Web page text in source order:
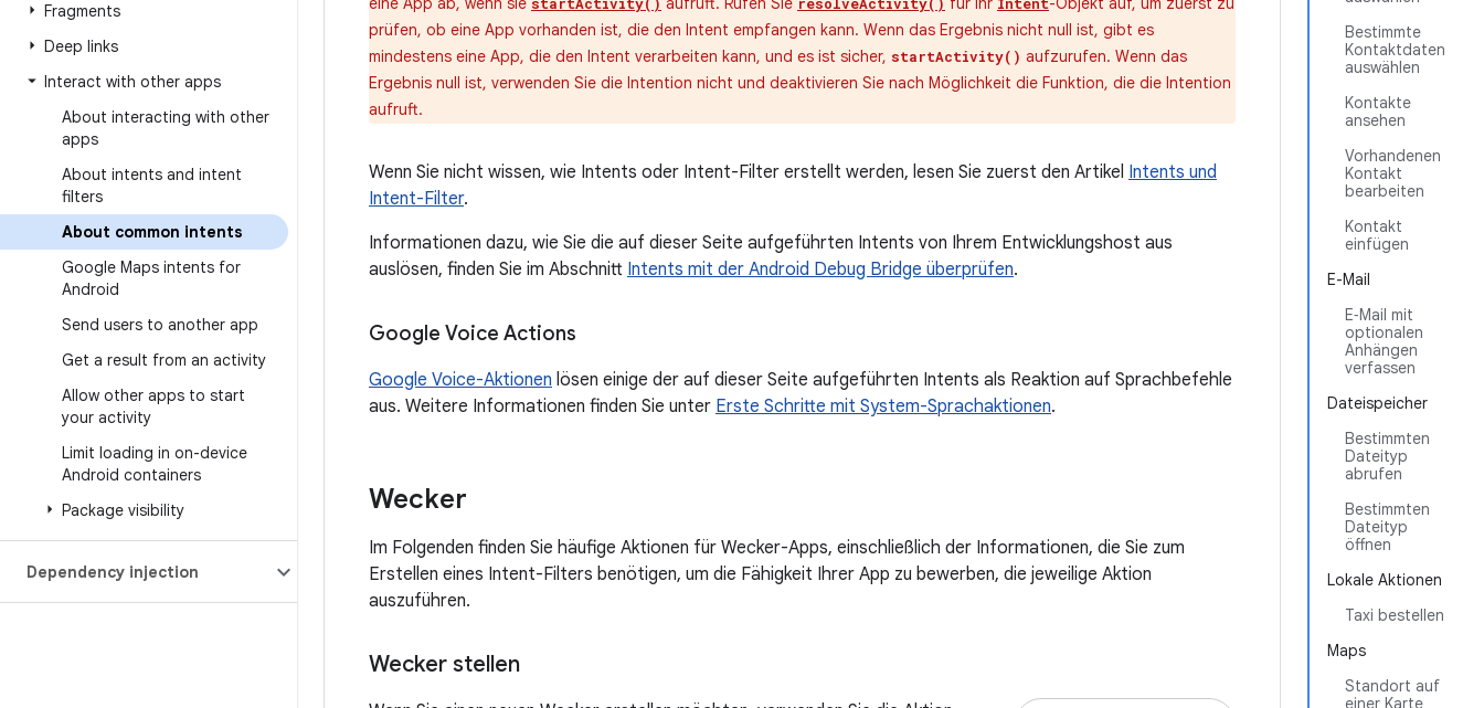
Fragments
Deep links
Interact with other apps
About interacting with other
apps
About intents and intent
filters
About common intents
Google Maps intents for
Android
Send users to another app
Get a result from an activity
Allow other apps to start
your activity
Limit loading in on-device
Android containers
Package visibility
Dependency injection
Bestimmte
Kontaktdaten
auswählen
Kontakte
ansehen
Vorhandenen
Kontakt
bearbeiten
Kontakt
einfügen
E-Mail
E‑Mail mit
optionalen
Anhängen
verfassen
Dateispeicher
Bestimmten
Dateityp
abrufen
Bestimmten
Dateityp
öffnen
Lokale Aktionen
Taxi bestellen
Maps
Standort auf
einer Karte
prüfen, ob eine App vorhanden ist, die den Intent empfangen kann. Wenn das Ergebnis nicht null ist, gibt es
mindestens eine App, die den Intent verarbeiten kann, und es ist sicher, startActivity() aufzurufen. Wenn das
Ergebnis null ist, verwenden Sie die Intention nicht und deaktivieren Sie nach Möglichkeit die Funktion, die die Intention
aufruft.
Wenn Sie nicht wissen, wie Intents oder Intent-Filter erstellt werden, lesen Sie zuerst den Artikel Intents und
Intent-Filter.
Informationen dazu, wie Sie die auf dieser Seite aufgeführten Intents von Ihrem Entwicklungshost aus
auslösen, finden Sie im Abschnitt Intents mit der Android Debug Bridge überprüfen.
Google Voice Actions
Google Voice-Aktionen lösen einige der auf dieser Seite aufgeführten Intents als Reaktion auf Sprachbefehle
aus. Weitere Informationen finden Sie unter Erste Schritte mit System-Sprachaktionen.
Wecker
Im Folgenden finden Sie häufige Aktionen für Wecker-Apps, einschließlich der Informationen, die Sie zum
Erstellen eines Intent-Filters benötigen, um die Fähigkeit Ihrer App zu bewerben, die jeweilige Aktion
auszuführen.
Wecker stellen